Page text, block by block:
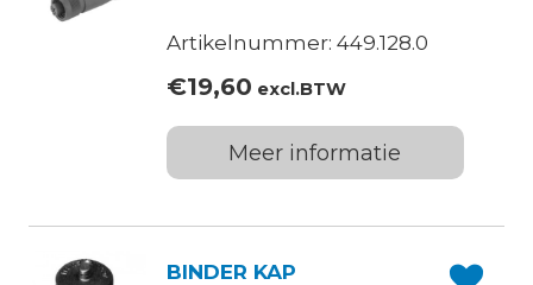
Artikelnummer: 449.128.0
€19,60 excl.BTW
Meer informatie
BINDER KAP